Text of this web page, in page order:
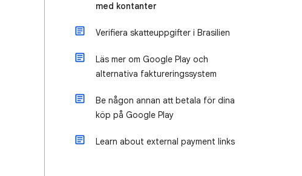
med kontanter
Verifiera skatteuppgifter i Brasilien
Läs mer om Google Play och
alternativa faktureringssystem
Be någon annan att betala för dina
köp på Google Play
Learn about external payment links